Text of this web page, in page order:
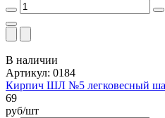
В наличии
Артикул: 0184
Кирпич ШЛ №5 легковесный
69
руб/шт